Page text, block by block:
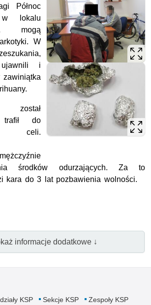
Północ
lokalu
mogą
W
ujawnili i
zawiniątka
został
do
celi.
środków odurzających. Za to
kara do 3 lat pozbawienia wolności.
informacje dodatkowe ↓
KSP Sekcje KSP
Zespoły KSP